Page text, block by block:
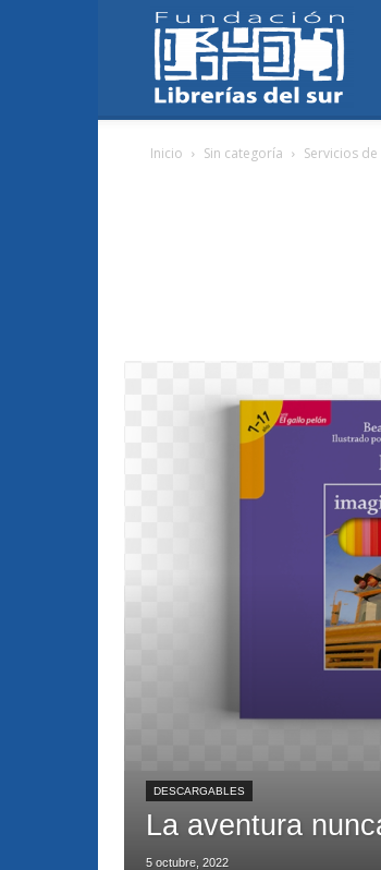
Sur
Inicio Sin categoría Servicios de
DESCARGABLES
La aventura
5 octubre, 2022